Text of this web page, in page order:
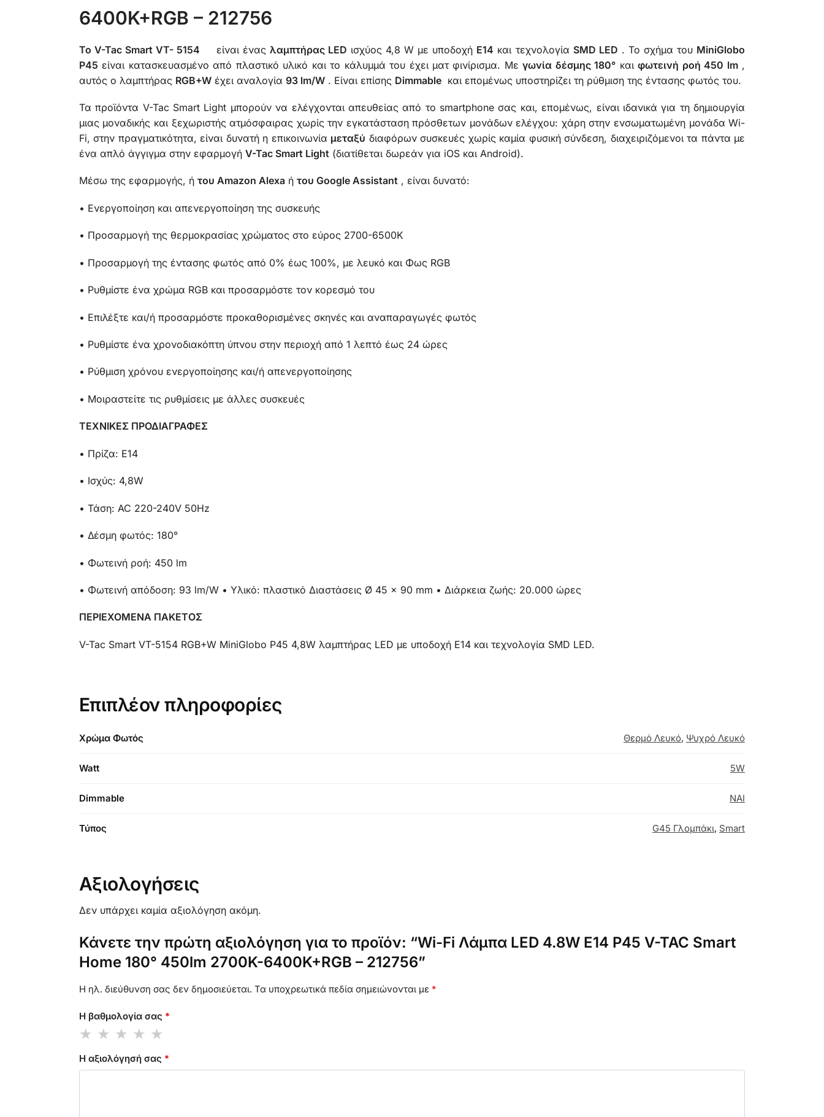
6400K+RGB – 212756
Το V-Tac Smart VT- 5154 είναι ένας λαμπτήρας LED ισχύος 4,8 W με υποδοχή E14 και τεχνολογία SMD LED . Το σχήμα του MiniGlobo
P45 είναι κατασκευασμένο από πλαστικό υλικό και το κάλυμμά του έχει ματ φινίρισμα. Μεγωνία δέσμης 180° καιφωτεινή ροή 450 lm,
αυτός ο λαμπτήρας RGB+Wέχει αναλογία 93 lm/W. Είναι επίσης Dimmableκαι επομένως υποστηρίζει τη ρύθμιση της έντασης φωτός του.
Τα προϊόντα V-Tac Smart Light μπορούν να ελέγχονται απευθείας από το smartphone σας και, επομένως, είναι ιδανικά για τη δημιουργία
μιας μοναδικής και ξεχωριστής ατμόσφαιρας χωρίς την εγκατάσταση πρόσθετων μονάδων ελέγχου: χάρη στην ενσωματωμένη μονάδα Wi-
Fi, στην πραγματικότητα, είναι δυνατή η επικοινωνία μεταξύ διαφόρων συσκευές χωρίς καμία φυσική σύνδεση, διαχειριζόμενοι τα πάντα με
ένα απλό άγγιγμα στην εφαρμογή V-Tac Smart Light (διατίθεται δωρεάν για iOS και Android).
Μέσω της εφαρμογής, ή του Amazon Alexaή του Google Assistant, είναι δυνατό:
• Ενεργοποίηση και απενεργοποίηση της συσκευής
• Προσαρμογή της θερμοκρασίας χρώματος στο εύρος 2700-6500K
• Προσαρμογή της έντασης φωτός από 0% έως 100%, με λευκό και Φως RGB
• Ρυθμίστε ένα χρώμα RGB και προσαρμόστε τον κορεσμό του
• Επιλέξτε και/ή προσαρμόστε προκαθορισμένες σκηνές και αναπαραγωγές φωτός
• Ρυθμίστε ένα χρονοδιακόπτη ύπνου στην περιοχή από 1 λεπτό έως 24 ώρες
• Ρύθμιση χρόνου ενεργοποίησης και/ή απενεργοποίησης
• Μοιραστείτε τις ρυθμίσεις με άλλες συσκευές
ΤΕΧΝΙΚΕΣ ΠΡΟΔΙΑΓΡΑΦΕΣ
• Πρίζα: E14
• Ισχύς: 4,8W
• Τάση: AC 220-240V 50Hz
• Δέσμη φωτός: 180°
• Φωτεινή ροή: 450 lm
• Φωτεινή απόδοση: 93 lm/W • Υλικό: πλαστικό Διαστάσεις Ø 45 x 90 mm • Διάρκεια ζωής: 20.000 ώρες
ΠΕΡΙΕΧΟΜΕΝΑ ΠΑΚΕΤΟΣ
V-Tac Smart VT-5154 RGB+W MiniGlobo P45 4,8W λαμπτήρας LED με υποδοχή E14 και τεχνολογία SMD LED.
Επιπλέον πληροφορίες
Χρώμα Φωτός Θερμό Λευκό, Ψυχρό Λευκό
Watt 5W
Dimmable NAI
Τύπος G45 Γλομπάκι, Smart
Αξιολογήσεις
Δεν υπάρχει καμία αξιολόγηση ακόμη.
Κάνετε την πρώτη αξιολόγηση για το προϊόν: “Wi-Fi Λάμπα LED 4.8W E14 P45 V-TAC Smart
Home 180° 450lm 2700K-6400K+RGB – 212756”
Η ηλ. διεύθυνση σας δεν δημοσιεύεται. Τα υποχρεωτικά πεδία σημειώνονται με *
Η βαθμολογία σας *
Η αξιολόγησή σας *